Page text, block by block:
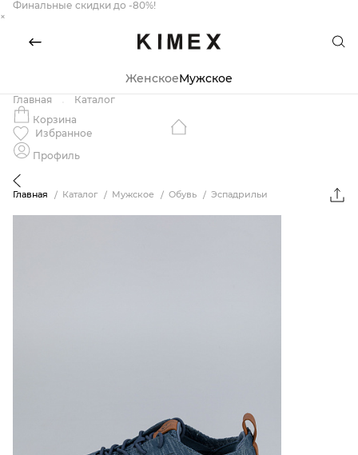
Финальные скидки до -80%!
×
ЖенскоеМужское
Главная
Каталог
Корзина
Избранное
Профиль
Главная Каталог Мужское Обувь Эспадрильи